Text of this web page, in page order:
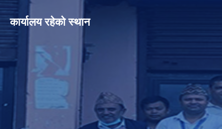
कार्यालय रहेको स्थान